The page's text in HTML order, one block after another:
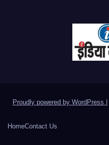
Proudly powered by WordPress
HomeContact Us